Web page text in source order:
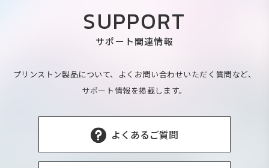
SUPPORT
サポート関連情報
プリンストン製品について、よくお問い合わせいただく質問など、
サポート情報を掲載します。
よくあるご質問